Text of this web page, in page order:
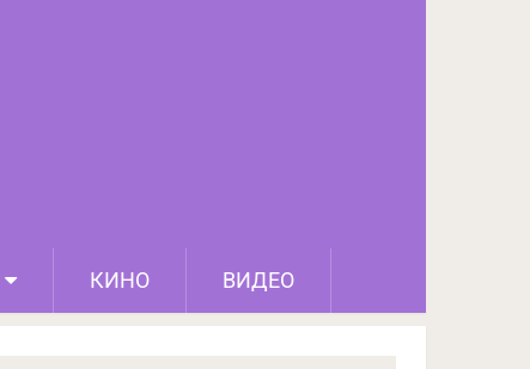
КИНО ВИДЕО